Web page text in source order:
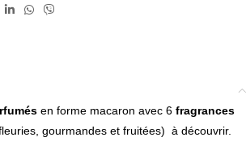
en forme macaron avec 6 fragrances
gourmandes et fruitées) à découvrir.